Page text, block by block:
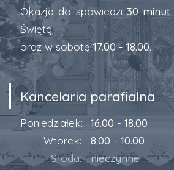
Okazja do spowiedzi30 minut
Świętą
oraz w sobotę17.00 - 18.00.
Kancelaria parafialna
Poniedziałek:
16.00 - 18.00
Wtorek:
8.00 - 10.00
Środa:
nieczynne